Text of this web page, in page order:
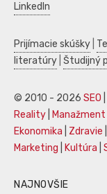
LinkedIn
Prijímacie skúšky
literatúry Študijný
© 2010 - 2026 SEO
Reality
Manažment
Ekonomika
Zdravie
Marketing
Kultúra
NAJNOVŠIE